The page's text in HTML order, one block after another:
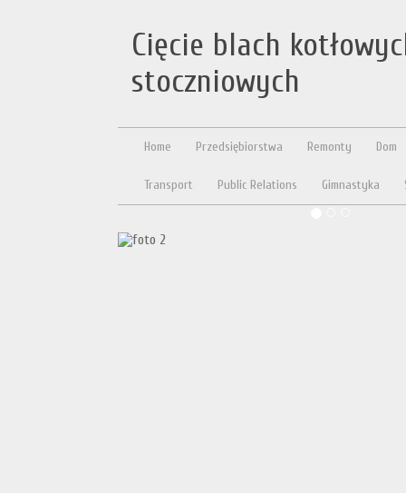
Cięcie blach
stoczniowych
Home Przedsiębiorstwa Remonty Dom
Transport Public Relations Gimnastyka